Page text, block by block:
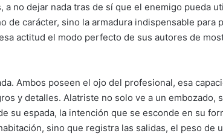
a no dejar nada tras de sí que el enemigo pueda
de carácter, sino la armadura indispensable para
actitud el modo perfecto de sus autores de
Ambos poseen el ojo del profesional, esa
y detalles. Alatriste no solo ve a un embozado,
su espada, la intención que se esconde en su
sino que registra las salidas, el peso de